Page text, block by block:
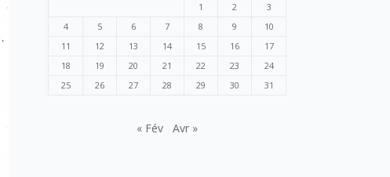
1 2
3
4
5 6 7 8 9
10
11
12 13 14 15 16
17
18
19 20 21 22 23
24
25
26 27 28 29 30 31
« Fév Avr »